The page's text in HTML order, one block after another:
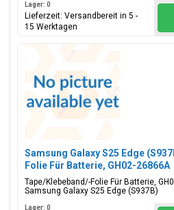
Lager: 0
Lieferzeit: Versandbereit in 5 -
15 Werktagen
Samsung Galaxy S25 Edge
Folie Für Batterie, GH02-26866A
Tape/Klebeband/-Folie Für Batterie,
Samsung Galaxy S25 Edge (S937B)
Lager: 0